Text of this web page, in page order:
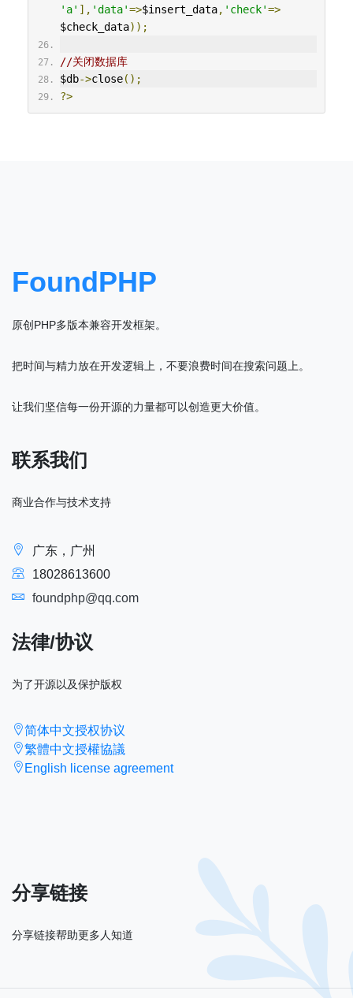
'a' ], 'data'=>$insert_data, 'check'=>
$check_data));
//关闭数据库
$db->close();
?>
FoundPHP
原创PHP多版本兼容开发框架。
把时间与精力放在开发逻辑上，不要浪费时间在搜索问题上。
让我们坚信每一份开源的力量都可以创造更大价值。
联系我们
商业合作与技术支持
广东，广州
18028613600
foundphp@qq.com
法律/协议
为了开源以及保护版权
简体中文授权协议
繁體中文授權協議
English license agreement
分享链接
分享链接帮助更多人知道